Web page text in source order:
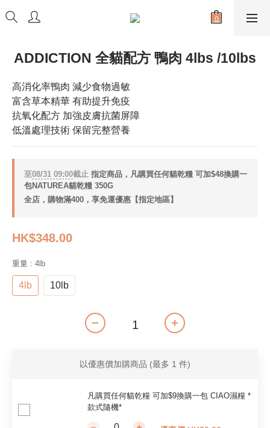
ADDICTION 全貓配方 鴨肉 4lbs /10lbs
高消化率鴨肉 減少食物過敏
富含草本精華 有助提升免疫
抗氧化配方 加強皮膚抗菌屏障
低溫處理技術 保留完整營養
至08/31 09:00截止 指定商品，凡購買任何貓乾糧 可加$48換購一
包NATUREA貓乾糧 350G
全店，購物滿400，享免運優惠【指定地區】
HK$348.00
重量 : 4lb
4lb 10lb
以優惠價加購商品 (最多 1 件)
凡購買任何貓乾糧 可加$9換購一包 CIAO濕糧 *
款式隨機*